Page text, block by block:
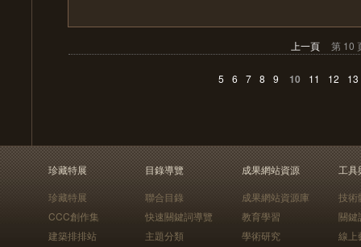
上一頁 第 10
5 6 7 8 9 10 11 12 13
珍藏特展
珍藏特展
CCC創作集
建築排排站
目錄導覽
聯合目錄
快速關鍵詞導覽
主題分類
成果網站資源
成果網站資源庫
教育學習
學術研究
工具
技術
關鍵
線上